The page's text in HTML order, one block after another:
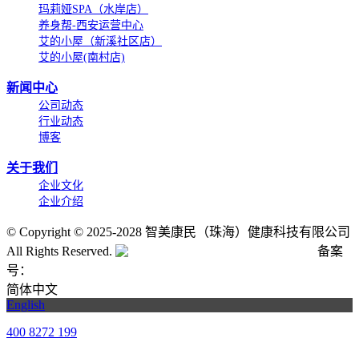
玛莉娅SPA（水岸店）
养身帮-西安运营中心
艾的小屋（新溪社区店）
艾的小屋(南村店)
新闻中心
公司动态
行业动态
博客
关于我们
企业文化
企业介绍
© Copyright © 2025-2028 智美康民（珠海）健康科技有限公司
All Rights Reserved.
备案
号：
简体中文
English
400 8272 199